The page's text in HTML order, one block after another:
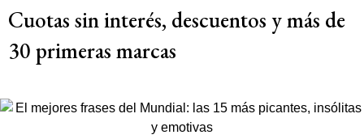
Cuotas sin interés, descuentos y más de
30 primeras marcas